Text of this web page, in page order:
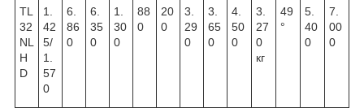
TL
32
NL
H
D
1.
42
5/
1.
57
0
6.
86
0
6.
35
0
1.
30
0
88
0
20
0
3.
29
0
3.
65
0
4.
50
0
3.
27
0
кг
49
°
5.
40
0
7.
00
0